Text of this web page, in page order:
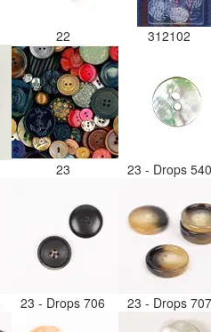
22 312102
23 23 - Drops
23 - Drops 706 23 - Drops